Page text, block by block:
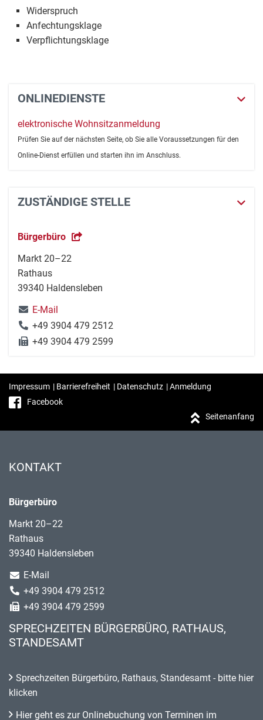
Widerspruch
Anfechtungsklage
Verpflichtungsklage
ONLINEDIENSTE
elektronische Wohnsitzanmeldung
Prüfen Sie auf der nächsten Seite, ob Sie alle Voraussetzungen für den
Online-Dienst erfüllen und starten ihn im Anschluss.
ZUSTÄNDIGE STELLE
Bürgerbüro
Markt 20–22
Rathaus
39340 Haldensleben
E-Mail
+49 3904 479 2512
+49 3904 479 2599
Impressum | Barrierefreiheit | Datenschutz |Anmeldung
Facebook
Seitenanfang
KONTAKT
Bürgerbüro
Markt 20–22
Rathaus
39340 Haldensleben
E-Mail
+49 3904 479 2512
+49 3904 479 2599
SPRECHZEITEN BÜRGERBÜRO, RATHAUS,
STANDESAMT
Sprechzeiten Bürgerbüro, Rathaus, Standesamt - bitte hier
klicken
Hier geht es zur Onlinebuchung von Terminen im